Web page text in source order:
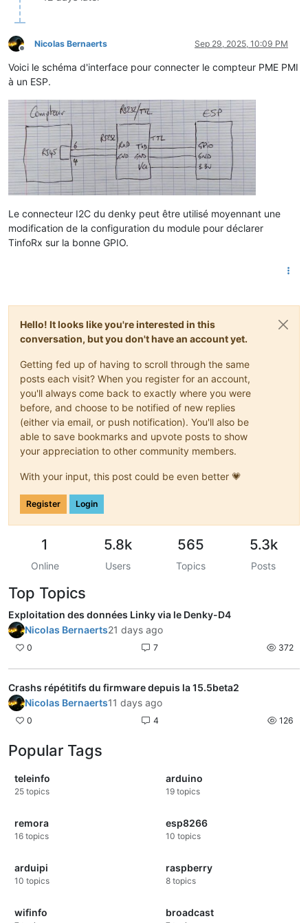
Offline
Nicolas Bernaerts Sep 29, 2025, 10:09 PM
Voici le schéma d'interface pour connecter le compteur PME PMI
à un ESP.
Le connecteur I2C du denky peut être utilisé moyennant une
modification de la configuration du module pour déclarer
TinfoRx sur la bonne GPIO.
Hello! It looks like you're interested in this
conversation, but you don't have an account yet.
Getting fed up of having to scroll through the same
posts each visit? When you register for an account,
you'll always come back to exactly where you were
before, and choose to be notified of new replies
(either via email, or push notification). You'll also be
able to save bookmarks and upvote posts to show
your appreciation to other community members.
With your input, this post could be even better 💗
Register Login
1
Online
5.8k
Users
565
Topics
5.3k
Posts
Top Topics
Exploitation des données Linky via le Denky-D4
Nicolas Bernaerts21 days ago
0 7 372
Crashs répétitifs du firmware depuis la 15.5beta2
Nicolas Bernaerts11 days ago
0 4 126
Popular Tags
teleinfo
25 topics
arduino
19 topics
remora
16 topics
esp8266
10 topics
arduipi
10 topics
raspberry
8 topics
wifinfo broadcast